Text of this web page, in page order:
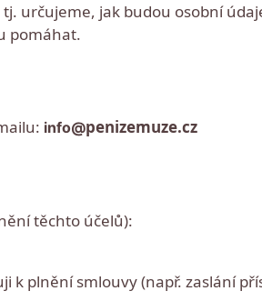
určujeme, jak budou osobní
pomáhat.
info@penizemuze.cz
těchto účelů):
plnění smlouvy (např. zaslání